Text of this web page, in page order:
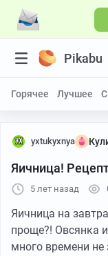
Pikabu
Горячее Лучшее
yxtukyxnya
Яичница!
5 лет назад
Яичница на
проще?! Овсянка
много времени не